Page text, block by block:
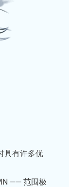
具有许多优
—— 范围极